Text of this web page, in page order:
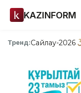
KAZINFORM
Тренд:Сайлау-2026